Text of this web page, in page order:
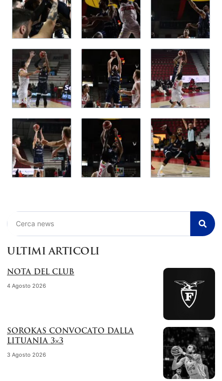
ULTIMI ARTICOLI
NOTA DEL CLUB
4 Agosto 2026
SOROKAS CONVOCATO DALLA
LITUANIA 3×3
3 Agosto 2026